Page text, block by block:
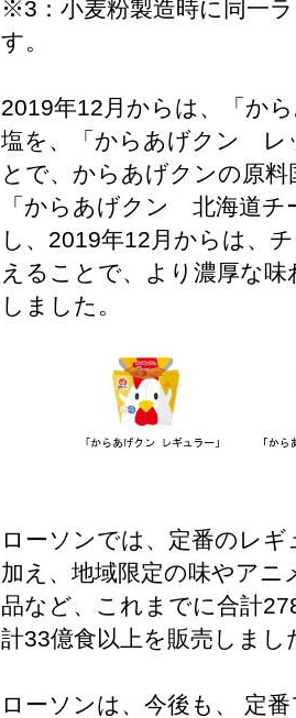
※3：小麦粉製造時に同一
す。
2019年12月からは、「か
塩を、「からあげクン レ
とで、からあげクンの原
「からあげクン 北海道チ
し、2019年12月からは、
えることで、より濃厚な
しました。
ローソンでは、定番のレ
加え、地域限定の味やア
品など、これまでに合計
計33億食以上を販売しま
ローソンは、今後も、 定